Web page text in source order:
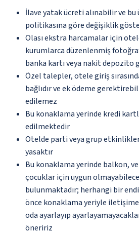
İlave yatak ücreti alınabilir ve
politikasına göre değişiklik
Olası ekstra harcamalar için
kurumlarca düzenlenmiş
banka kartı veya nakit depozito
Özel talepler, otele giriş
bağlıdır ve ek ödeme
edilemez
Bu konaklama yerinde kredi
edilmektedir
Otelde parti veya grup
yasaktır
Bu konaklama yerinde balkon,
çocuklar için uygun
bulunmaktadır; herhangi bir
önce konaklama yeriyle
oda ayarlayıp
öneririz